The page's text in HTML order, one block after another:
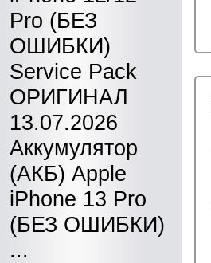
Pro (БЕЗ
ОШИБКИ)
Service Pack
ОРИГИНАЛ
13.07.2026
Аккумулятор
(АКБ) Apple
iPhone 13 Pro
(БЕЗ ОШИБКИ)
...